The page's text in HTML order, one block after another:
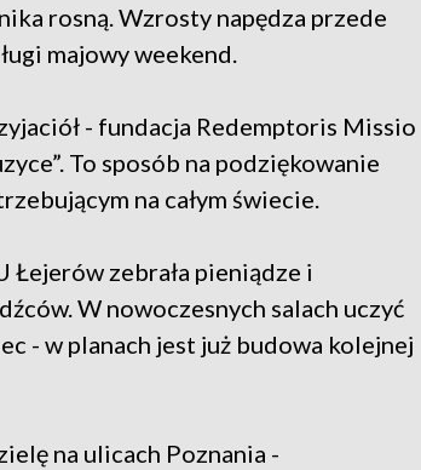
rosną. Wzrosty napędza przede
majowy weekend.
- fundacja Redemptoris Missio
To sposób na podziękowanie
na całym świecie.
Łejerów zebrała pieniądze i
W nowoczesnych salach uczyć
- w planach jest już budowa kolejnej
na ulicach Poznania -